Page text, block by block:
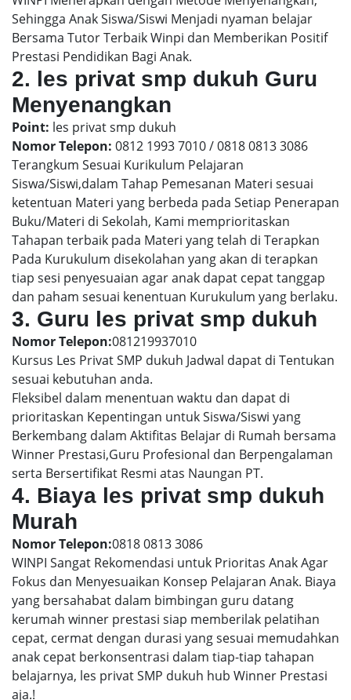
Sehingga Anak Siswa/Siswi Menjadi nyaman belajar
Bersama Tutor Terbaik Winpi dan Memberikan Positif
Prestasi Pendidikan Bagi Anak.
2. les privat smp dukuh Guru
Menyenangkan
Point: les privat smp dukuh
Nomor Telepon: 0812 1993 7010 / 0818 0813 3086
Terangkum Sesuai Kurikulum Pelajaran
Siswa/Siswi,dalam Tahap Pemesanan Materi sesuai
ketentuan Materi yang berbeda pada Setiap Penerapan
Buku/Materi di Sekolah, Kami memprioritaskan
Tahapan terbaik pada Materi yang telah di Terapkan
Pada Kurukulum disekolahan yang akan di terapkan
tiap sesi penyesuaian agar anak dapat cepat tanggap
dan paham sesuai kenentuan Kurukulum yang berlaku.
3. Guru les privat smp dukuh
Nomor Telepon:081219937010
Kursus Les Privat SMP dukuh Jadwal dapat di Tentukan
sesuai kebutuhan anda.
Fleksibel dalam menentuan waktu dan dapat di
prioritaskan Kepentingan untuk Siswa/Siswi yang
Berkembang dalam Aktifitas Belajar di Rumah bersama
Winner Prestasi,Guru Profesional dan Berpengalaman
serta Bersertifikat Resmi atas Naungan PT.
4. Biaya les privat smp dukuh
Murah
Nomor Telepon:0818 0813 3086
WINPI Sangat Rekomendasi untuk Prioritas Anak Agar
Fokus dan Menyesuaikan Konsep Pelajaran Anak. Biaya
yang bersahabat dalam bimbingan guru datang
kerumah winner prestasi siap memberilak pelatihan
cepat, cermat dengan durasi yang sesuai memudahkan
anak cepat berkonsentrasi dalam tiap-tiap tahapan
belajarnya, les privat SMP dukuh hub Winner Prestasi
aja.!